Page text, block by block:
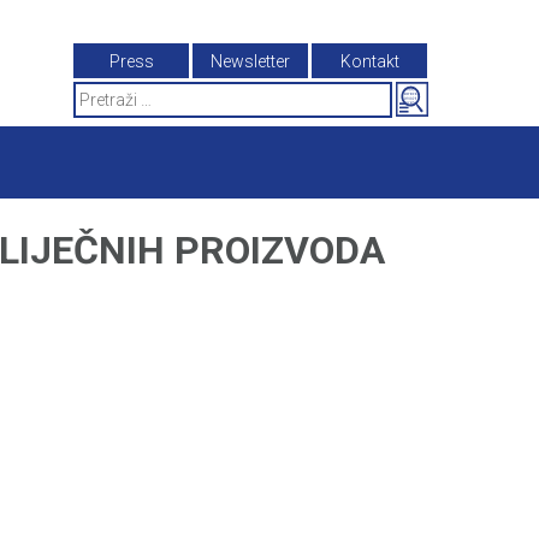
Press Newsletter
Kontakt
Search
for:
PROIZVODA